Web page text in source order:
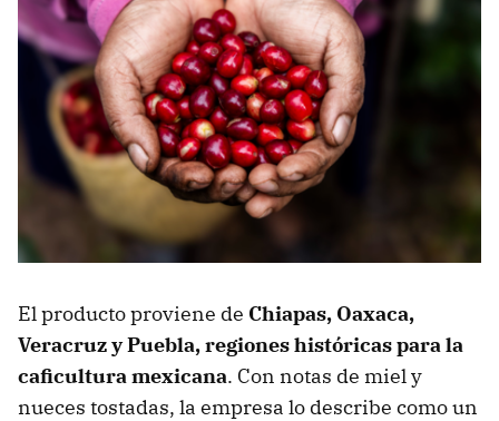
El producto proviene de Chiapas, Oaxaca,
Veracruz y Puebla, regiones históricas para la
caficultura mexicana. Con notas de miel y
nueces tostadas, la empresa lo describe como un